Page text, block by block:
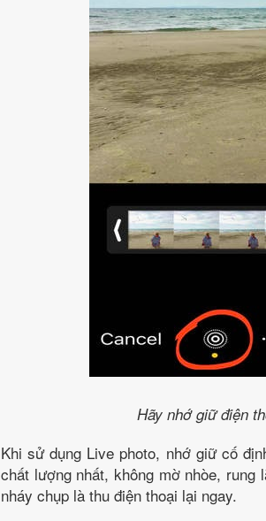
Hãy nhớ giữ điện
Khi sử dụng Live photo, nhớ giữ cố
chất lượng nhất, không mờ nhòe,
nháy chụp là thu điện thoại lại ngay.